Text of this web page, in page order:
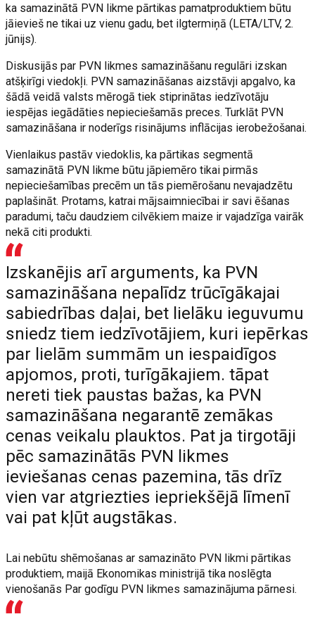
ka samazinātā PVN likme pārtikas pamatproduktiem būtu
jāievieš ne tikai uz vienu gadu, bet ilgtermiņā (LETA/LTV, 2.
jūnijs).
Diskusijās par PVN likmes samazināšanu regulāri izskan
atšķirīgi viedokļi. PVN samazināšanas aizstāvji apgalvo, ka
šādā veidā valsts mērogā tiek stiprinātas iedzīvotāju
iespējas iegādāties nepieciešamās preces. Turklāt PVN
samazināšana ir noderīgs risinājums inflācijas ierobežošanai.
Vienlaikus pastāv viedoklis, ka pārtikas segmentā
samazinātā PVN likme būtu jāpiemēro tikai pirmās
nepieciešamības precēm un tās piemērošanu nevajadzētu
paplašināt. Protams, katrai mājsaimniecībai ir savi ēšanas
paradumi, taču daudziem cilvēkiem maize ir vajadzīga vairāk
nekā citi produkti.
Izskanējis arī arguments, ka PVN
samazināšana nepalīdz trūcīgākajai
sabiedrības daļai, bet lielāku ieguvumu
sniedz tiem iedzīvotājiem, kuri iepērkas
par lielām summām un iespaidīgos
apjomos, proti, turīgākajiem. tāpat
nereti tiek paustas bažas, ka PVN
samazināšana negarantē zemākas
cenas veikalu plauktos. Pat ja tirgotāji
pēc samazinātās PVN likmes
ieviešanas cenas pazemina, tās drīz
vien var atgriezties iepriekšējā līmenī
vai pat kļūt augstākas.
Lai nebūtu shēmošanas ar samazināto PVN likmi pārtikas
produktiem, maijā Ekonomikas ministrijā tika noslēgta
vienošanās Par godīgu PVN likmes samazinājuma pārnesi.